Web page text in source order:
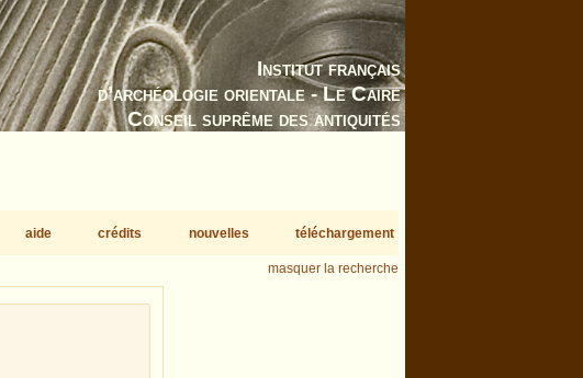
Institut français
d’archéologie orientale - Le Caire
Conseil suprême des antiquités
aide crédits nouvelles téléchargement
masquer la recherche